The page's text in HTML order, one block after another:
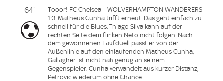
64'
Tooor! FC Chelsea – WOLVERHAMPTON WANDERERS
1:3. Matheus Cunha trifft erneut. Das geht einfach zu
schnell für die Blues. Thiago Silva kann auf der
rechten Seite dem flinken Neto nicht folgen .Nach
dem gewonnenen Laufduell passt er von der
Außenlinie auf den einlaufenden Matheus Cunha,
Gallagher ist nicht nah genug an seinem
Gegenspieler. Cunha verwandelt aus kurzer Distanz,
Petrovic wiederum ohne Chance.